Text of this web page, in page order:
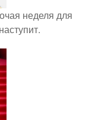
неделя для